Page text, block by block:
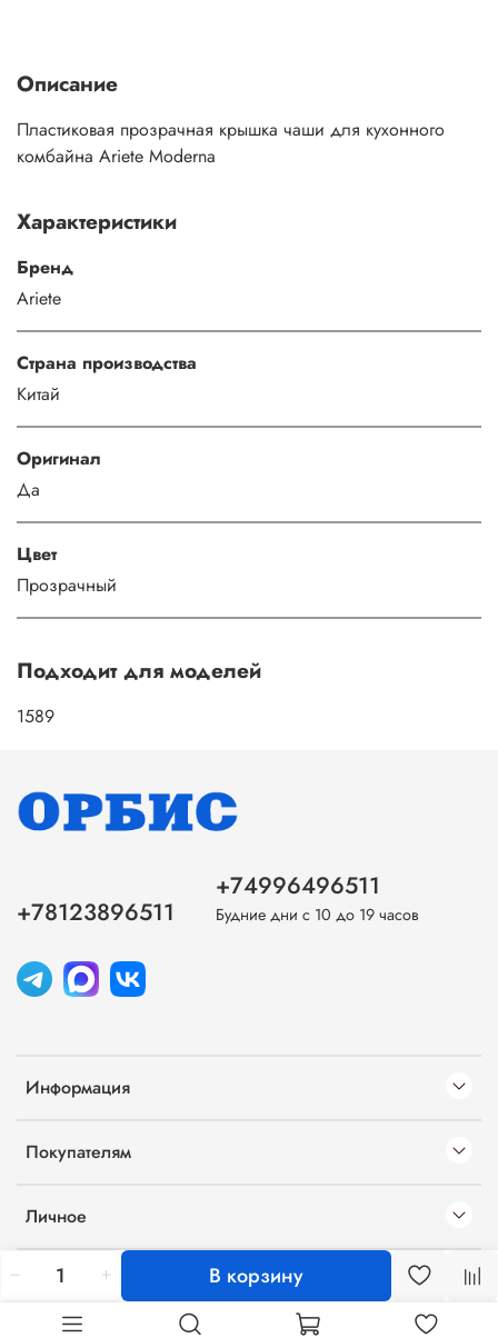
В корзину
Описание
Пластиковая прозрачная крышка чаши для кухонного
комбайна Ariete Moderna
Характеристики
Бренд
Ariete
Страна производства
Китай
Оригинал
Да
Цвет
Прозрачный
Подходит для моделей
1589
Информация
Покупателям
Личное
+78123896511
+74996496511
Будние дни с 10 до 19 часов